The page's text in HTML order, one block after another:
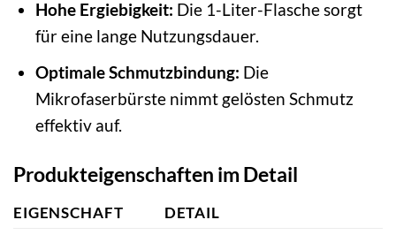
Hohe Ergiebigkeit: Die 1-Liter-Flasche sorgt
für eine lange Nutzungsdauer.
Optimale Schmutzbindung: Die
Mikrofaserbürste nimmt gelösten Schmutz
effektiv auf.
Produkteigenschaften im Detail
EIGENSCHAFT DETAIL